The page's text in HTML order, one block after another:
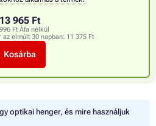
13 965 Ft
Ft Áfa nélkül
az elmúlt 30 napban: 11 375 Ft
Kosárba
optikai henger, és mire használjuk